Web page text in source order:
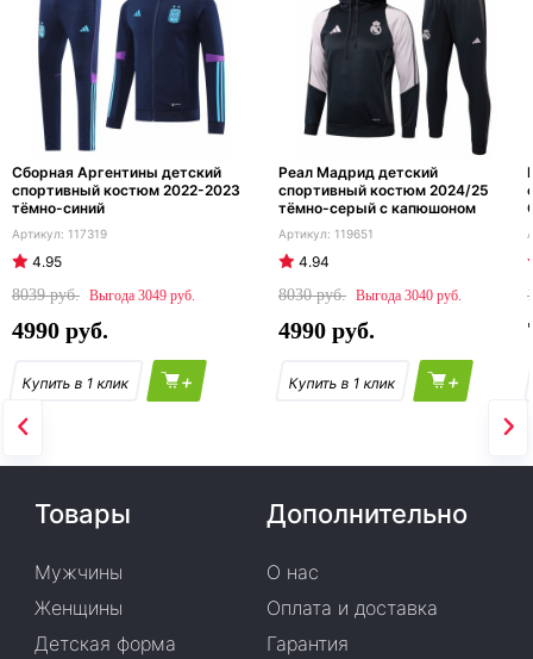
Сборная Аргентины детский
спортивный костюм 2022-2023
тёмно-синий
117319
4.95
8039
3049
4990
+
Реал Мадрид детский
спортивный костюм 2024/25
тёмно-серый с капюшоном
119651
4.94
8030
3040
4990
+
Товары
Мужчины
Женщины
Детская форма
Дополнительно
О нас
Оплата и доставка
Гарантия